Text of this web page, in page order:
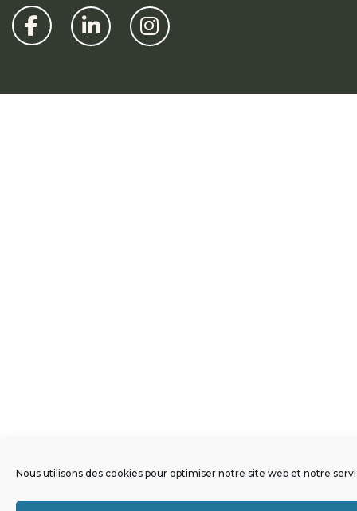
Nous utilisons des cookies pour optimiser notre site web et notre